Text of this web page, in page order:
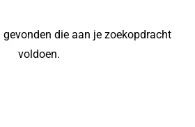
gevonden die aan je zoekopdracht
voldoen.